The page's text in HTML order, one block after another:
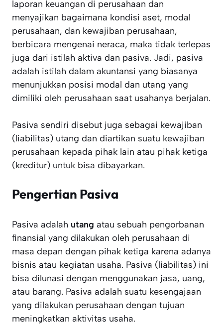
laporan keuangan di perusahaan dan
menyajikan bagaimana kondisi aset, modal
perusahaan, dan kewajiban perusahaan,
berbicara mengenai neraca, maka tidak terlepas
juga dari istilah aktiva dan pasiva. Jadi, pasiva
adalah istilah dalam akuntansi yang biasanya
menunjukkan posisi modal dan utang yang
dimiliki oleh perusahaan saat usahanya berjalan.
Pasiva sendiri disebut juga sebagai kewajiban
(liabilitas) utang dan diartikan suatu kewajiban
perusahaan kepada pihak lain atau pihak ketiga
(kreditur) untuk bisa dibayarkan.
Pengertian Pasiva
Pasiva adalah utang atau sebuah pengorbanan
finansial yang dilakukan oleh perusahaan di
masa depan dengan pihak ketiga karena adanya
bisnis atau kegiatan usaha. Pasiva (liabilitas) ini
bisa dilunasi dengan menggunakan jasa, uang,
atau barang. Pasiva adalah suatu kesengajaan
yang dilakukan perusahaan dengan tujuan
meningkatkan aktivitas usaha.